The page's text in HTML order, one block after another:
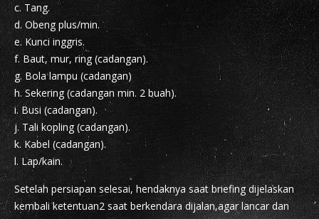
c. Tang.
d. Obeng plus/min.
e. Kunci inggris.
f. Baut, mur, ring (cadangan).
g. Bola lampu (cadangan)
h. Sekering (cadangan min. 2 buah).
i. Busi (cadangan).
j. Tali kopling (cadangan).
k. Kabel (cadangan).
l. Lap/kain.
Setelah persiapan selesai, hendaknya saat briefing dijelaskan
kembali ketentuan2 saat berkendara dijalan,agar lancar dan